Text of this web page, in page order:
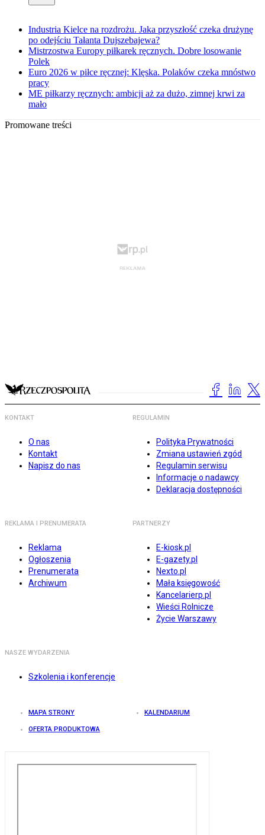
Industria Kielce na rozdrożu. Jaka przyszłość czeka drużynę
po odejściu Tałanta Dujszebajewa?
Mistrzostwa Europy piłkarek ręcznych. Dobre losowanie
Polek
Euro 2026 w piłce ręcznej: Klęska. Polaków czeka mnóstwo
pracy
ME piłkarzy ręcznych: ambicji aż za dużo, zimnej krwi za
mało
Promowane treści
KONTAKT
O nas
Kontakt
Napisz do nas
REGULAMIN
Polityka Prywatności
Zmiana ustawień zgód
Regulamin serwisu
Informacje o nadawcy
Deklaracja dostępności
REKLAMA I PRENUMERATA
Reklama
Ogłoszenia
Prenumerata
Archiwum
PARTNERZY
E-kiosk.pl
E-gazety.pl
Nexto.pl
Mała księgowość
Kancelarierp.pl
Wieści Rolnicze
Życie Warszawy
NASZE WYDARZENIA
Szkolenia i konferencje
MAPA STRONY KALENDARIUM
OFERTA PRODUKTOWA